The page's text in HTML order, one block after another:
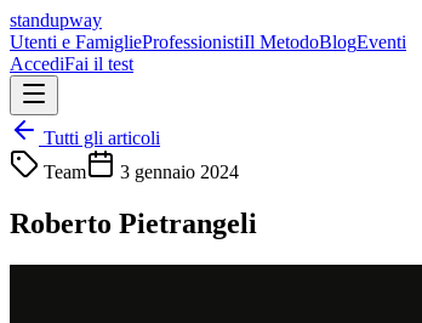
standupway
Utenti e FamiglieProfessionistiIl MetodoBlogEventi
AccediFai il test
Tutti gli articoli
Team
3 gennaio 2024
Roberto Pietrangeli